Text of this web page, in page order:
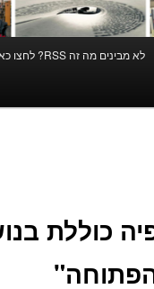
לא מבינים מה זה RSS? לחצו כאן לקבלת הסבר
כוללת